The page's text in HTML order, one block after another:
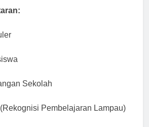
Sekolah
Pembelajaran Lampau)